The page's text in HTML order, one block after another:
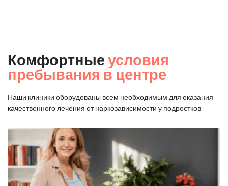
Комфортные условия
пребывания в центре
Наши клиники оборудованы всем необходимым для оказания
качественного лечения от наркозависимости у подростков